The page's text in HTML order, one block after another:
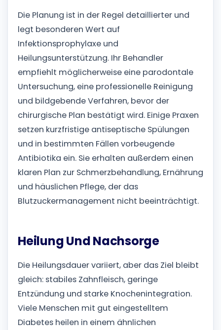
Die Planung ist in der Regel detaillierter und
legt besonderen Wert auf
Infektionsprophylaxe und
Heilungsunterstützung. Ihr Behandler
empfiehlt möglicherweise eine parodontale
Untersuchung, eine professionelle Reinigung
und bildgebende Verfahren, bevor der
chirurgische Plan bestätigt wird. Einige Praxen
setzen kurzfristige antiseptische Spülungen
und in bestimmten Fällen vorbeugende
Antibiotika ein. Sie erhalten außerdem einen
klaren Plan zur Schmerzbehandlung, Ernährung
und häuslichen Pflege, der das
Blutzuckermanagement nicht beeinträchtigt.
Heilung Und Nachsorge
Die Heilungsdauer variiert, aber das Ziel bleibt
gleich: stabiles Zahnfleisch, geringe
Entzündung und starke Knochenintegration.
Viele Menschen mit gut eingestelltem
Diabetes heilen in einem ähnlichen